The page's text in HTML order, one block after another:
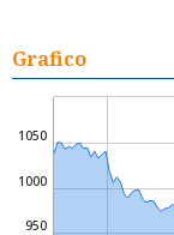
Grafico
950
1000
1050